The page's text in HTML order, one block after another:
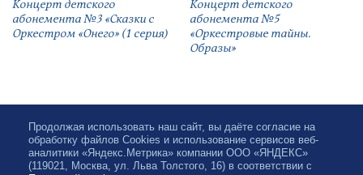
Концерт детского
абонемента №3 «Сказки с
Оркестром «Онего» (1 серия)
Концерт детского
абонемента №5
«Оркестровые тайны.
Образы»
Продолжая использовать наш сайт, вы даёте согласие на
обработку файлов Cookies и использование сервисов веб-
аналитики «Яндекс.Метрика» компании ООО «ЯНДЕКС»
(119021, Москва, ул. Льва Толстого, 16) в соответствии с